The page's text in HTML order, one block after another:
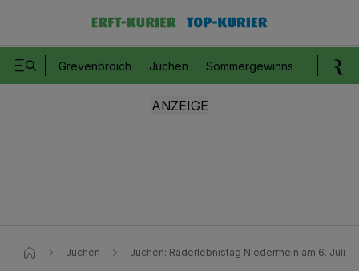
Grevenbroich Jüchen Sommergewinnspiel
Jüchen Jüchen: Raderlebnistag Niederrhein am 6. Juli